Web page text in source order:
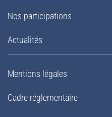
Nos participations
Actualités
Mentions légales
Cadre réglementaire